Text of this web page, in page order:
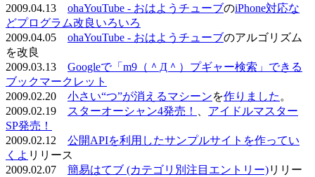
2009.04.13 ohaYouTube - おはようチューブのiPhone対応な
どプログラム改良いろいろ
2009.04.05 ohaYouTube - おはようチューブのアルゴリズム
を改良
2009.03.13 Googleで「m9（＾Д＾）プギャー検索」できる
ブックマークレット
2009.02.20 小さい“つ”が消えるマシーンを作りました 。
2009.02.19
スターオーシャン4発売！
アイドルマスター
SP発売！
2009.02.12 公開APIを利用したサンプルサイトを作ってい
くよ リリース
2009.02.07 簡易はてブ (カテゴリ別注目エントリー)リリー